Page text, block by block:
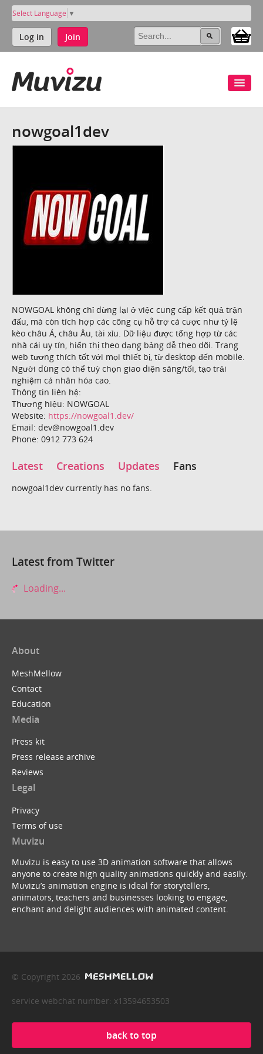
Select Language ▼
Log in Join
nowgoal1dev
NOWGOAL không chỉ dừng lại ở việc cung cấp kết quả trận
đấu, mà còn tích hợp các công cụ hỗ trợ cá cược như tỷ lệ
kèo châu Á, châu Âu, tài xỉu. Dữ liệu được tổng hợp từ các
nhà cái uy tín, hiển thị theo dạng bảng dễ theo dõi. Trang
web tương thích tốt với mọi thiết bị, từ desktop đến mobile.
Người dùng có thể tuỳ chọn giao diện sáng/tối, tạo trải
nghiệm cá nhân hóa cao.
Thông tin liên hệ:
Thương hiệu: NOWGOAL
Website: https://nowgoal1.dev/
Email: dev@nowgoal1.dev
Phone: 0912 773 624
Latest Creations Updates Fans
nowgoal1dev currently has no fans.
Latest from Twitter
Loading...
About
MeshMellow
Contact
Education
Media
Press kit
Press release archive
Reviews
Legal
Privacy
Terms of use
Muvizu
Muvizu is easy to use 3D animation software that allows
anyone to create high quality animations quickly and easily.
Muvizu’s animation engine is ideal for storytellers,
animators, teachers and businesses looking to engage,
enchant and delight audiences with animated content.
© Copyright 2026
service webchat number: x13594653503
back to top